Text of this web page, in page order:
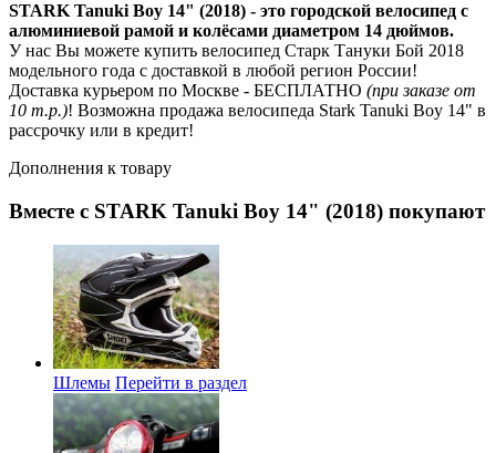
STARK Tanuki Boy 14" (2018) - это городской велосипед с
алюминиевой рамой и колёсами диаметром 14 дюймов.
У нас Вы можете купить велосипед Старк Тануки Бой 2018
модельного года с доставкой в любой регион России!
Доставка курьером по Москве - БЕСПЛАТНО (при заказе от
10 т.р.)! Возможна продажа велосипеда Stark Tanuki Boy 14" в
рассрочку или в кредит!
Дополнения к товару
Вместе с STARK Tanuki Boy 14" (2018) покупают
Шлемы Перейти в раздел